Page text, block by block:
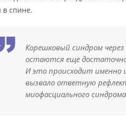
в спине.
Корешковый синдром
остаются еще
И это происходит именно
вызвало ответную
миофасциального синдрома